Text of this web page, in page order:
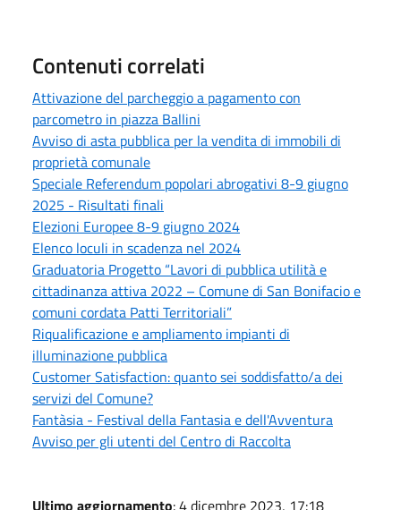
Contenuti correlati
Attivazione del parcheggio a pagamento con
parcometro in piazza Ballini
Avviso di asta pubblica per la vendita di immobili di
proprietà comunale
Speciale Referendum popolari abrogativi 8-9 giugno
2025 - Risultati finali
Elezioni Europee 8-9 giugno 2024
Elenco loculi in scadenza nel 2024
Graduatoria Progetto “Lavori di pubblica utilità e
cittadinanza attiva 2022 – Comune di San Bonifacio e
comuni cordata Patti Territoriali”
Riqualificazione e ampliamento impianti di
illuminazione pubblica
Customer Satisfaction: quanto sei soddisfatto/a dei
servizi del Comune?
Fantàsia - Festival della Fantasia e dell'Avventura
Avviso per gli utenti del Centro di Raccolta
Ultimo aggiornamento: 4 dicembre 2023, 17:18